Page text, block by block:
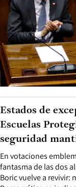
En votaciones
fantasma de las dos
Boric vuelve a revivir:
Estados de
Escuelas
seguridad